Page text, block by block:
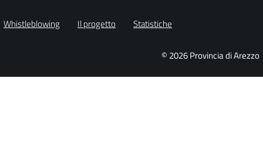
Whistleblowing Il progetto Statistiche
© 2026 Provincia di Arezzo